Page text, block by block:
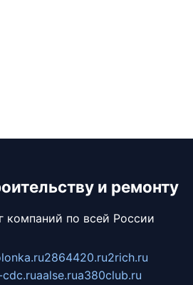
и ремонту
компаний по всей России
2864420.ru2rich.ru
aalse.rua380club.ru